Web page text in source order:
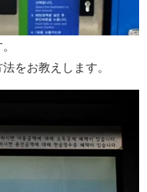
をお教えします。